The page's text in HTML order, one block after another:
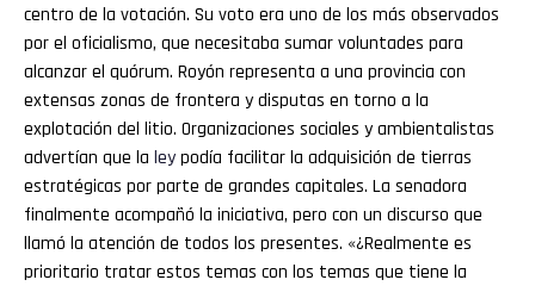
centro de la votación. Su voto era uno de los más observados
por el oficialismo, que necesitaba sumar voluntades para
alcanzar el quórum. Royón representa a una provincia con
extensas zonas de frontera y disputas en torno a la
explotación del litio. Organizaciones sociales y ambientalistas
advertían que la leypodía facilitar la adquisición de tierras
estratégicas por parte de grandes capitales. La senadora
finalmente acompañó la iniciativa, pero con un discurso que
llamó la atención de todos los presentes. «¿Realmente es
prioritario tratar estos temas con los temas que tiene la